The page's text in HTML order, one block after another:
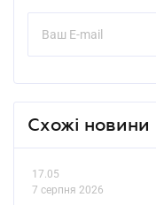
Схожі новини
17.05
7 серпня 2026